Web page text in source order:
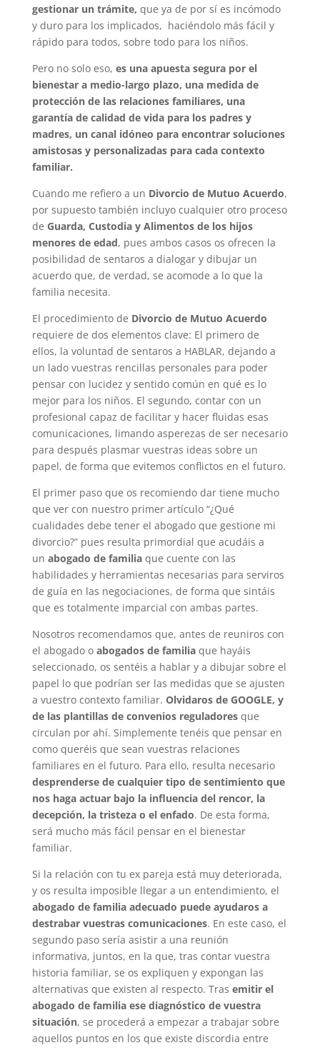
gestionar un trámite, que ya de por sí es incómodo
y duro para los implicados, haciéndolo más fácil y
rápido para todos, sobre todo para los niños.
Pero no solo eso, es una apuesta segura por el
bienestar a medio-largo plazo, una medida de
protección de las relaciones familiares, una
garantía de calidad de vida para los padres y
madres, un canal idóneo para encontrar soluciones
amistosas y personalizadas para cada contexto
familiar.
Cuando me refiero a un Divorcio de Mutuo Acuerdo,
por supuesto también incluyo cualquier otro proceso
de Guarda, Custodia y Alimentos de los hijos
menores de edad, pues ambos casos os ofrecen la
posibilidad de sentaros a dialogar y dibujar un
acuerdo que, de verdad, se acomode a lo que la
familia necesita.
El procedimiento de Divorcio de Mutuo Acuerdo
requiere de dos elementos clave: El primero de
ellos, la voluntad de sentaros a HABLAR, dejando a
un lado vuestras rencillas personales para poder
pensar con lucidez y sentido común en qué es lo
mejor para los niños. El segundo, contar con un
profesional capaz de facilitar y hacer fluidas esas
comunicaciones, limando asperezas de ser necesario
para después plasmar vuestras ideas sobre un
papel, de forma que evitemos conflictos en el futuro.
El primer paso que os recomiendo dar tiene mucho
que ver con nuestro primer artículo “¿Qué
cualidades debe tener el abogado que gestione mi
divorcio?” pues resulta primordial que acudáis a
un abogado de familiaque cuente con las
habilidades y herramientas necesarias para serviros
de guía en las negociaciones, de forma que sintáis
que es totalmente imparcial con ambas partes.
Nosotros recomendamos que, antes de reuniros con
el abogado oabogados de familia que hayáis
seleccionado, os sentéis a hablar y a dibujar sobre el
papel lo que podrían ser las medidas que se ajusten
a vuestro contexto familiar. Olvidaros de GOOGLE, y
de las plantillas de convenios reguladoresque
circulan por ahí. Simplemente tenéis que pensar en
como queréis que sean vuestras relaciones
familiares en el futuro. Para ello, resulta necesario
desprenderse de cualquier tipo de sentimiento que
nos haga actuar bajo la influencia del rencor, la
decepción, la tristeza o el enfado. De esta forma,
será mucho más fácil pensar en el bienestar
familiar.
Si la relación con tu ex pareja está muy deteriorada,
y os resulta imposible llegar a un entendimiento, el
abogado de familia adecuado puede ayudaros a
destrabar vuestras comunicaciones. En este caso, el
segundo paso sería asistir a una reunión
informativa, juntos, en la que, tras contar vuestra
historia familiar, se os expliquen y expongan las
alternativas que existen al respecto. Tras emitir el
abogado de familia ese diagnóstico de vuestra
situación, se procederá a empezar a trabajar sobre
aquellos puntos en los que existe discordia entre